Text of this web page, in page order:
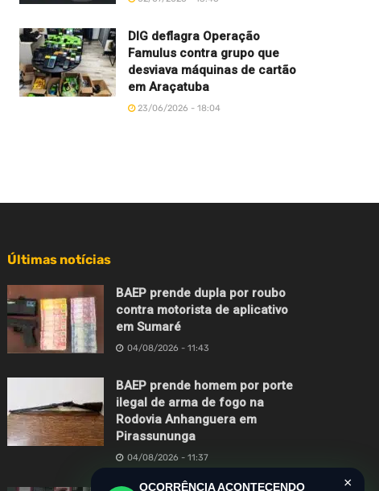
DIG deflagra Operação
Famulus contra grupo que
desviava máquinas de cartão
em Araçatuba
23/06/2026 - 18:04
Últimas notícias
BAEP prende dupla por roubo
contra motorista de aplicativo
em Sumaré
04/08/2026 - 11:43
BAEP prende homem por porte
ilegal de arma de fogo na
Rodovia Anhanguera em
Pirassununga
04/08/2026 - 11:37
×
OCORRÊNCIA ACONTECENDO